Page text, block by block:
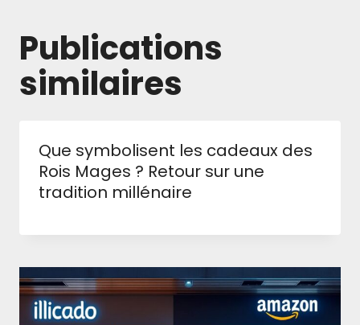
Publications
similaires
Que symbolisent les cadeaux des
Rois Mages ? Retour sur une
tradition millénaire